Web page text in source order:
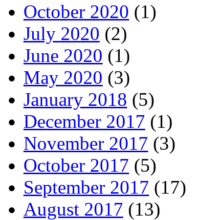
October 2020 (1)
July 2020 (2)
June 2020 (1)
May 2020 (3)
January 2018 (5)
December 2017 (1)
November 2017 (3)
October 2017 (5)
September 2017 (17)
August 2017 (13)